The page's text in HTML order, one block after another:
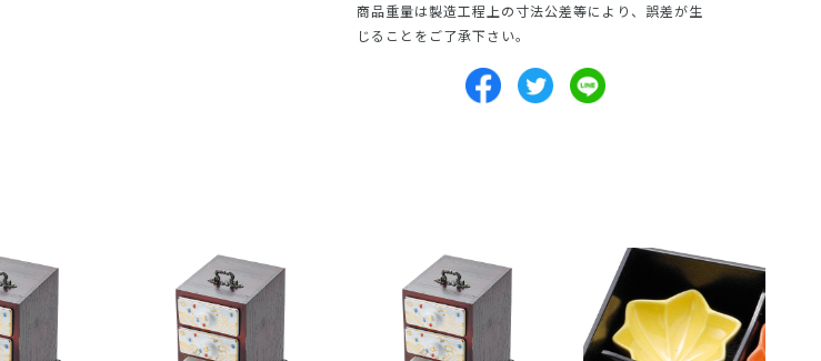
商品重量は製造工程上の寸法公差等により、誤差が生
じることをご了承下さい。